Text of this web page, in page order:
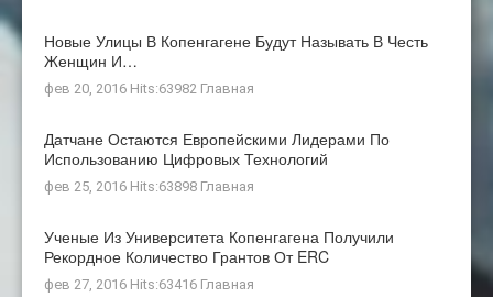
Новые Улицы В Копенгагене Будут Называть В Честь
Женщин И…
фев 20, 2016 Hits:63982 Главная
Датчане Остаются Европейскими Лидерами По
Использованию Цифровых Технологий
фев 25, 2016 Hits:63898 Главная
Ученые Из Университета Копенгагена Получили
Рекордное Количество Грантов От ERC
фев 27, 2016 Hits:63416 Главная